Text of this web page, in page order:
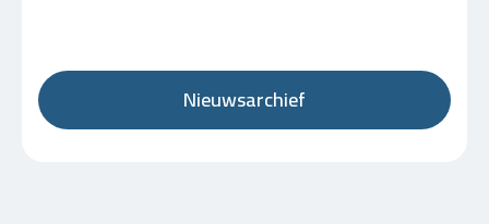
Nieuwsarchief